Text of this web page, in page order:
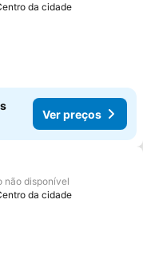
da cidade
Ver preços
aos favoritos
não disponível
da cidade